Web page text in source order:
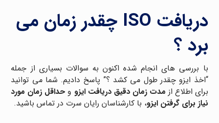
دریافت ISO چقدر زمان می
برد ؟
با بررسی های انجام شده اکنون به سوالات بسیاری از جمله
“اخذ ایزو چقدر طول می کشد ؟” پاسخ دادیم. شما می توانید
برای اطلاع از مدت زمان دقیق دریافت ایزو و حداقل زمان مورد
نیاز برای گرفتن ایزو، با کارشناسان رایان سرت در تماس باشید.